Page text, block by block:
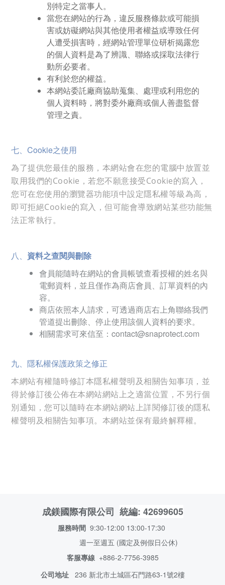
別特定之當事人。
當您在網站的行為，違反服務條款或可能損
害或妨礙網站與其他使用者權益或導致任何
人遭受損害時，經網站管理單位研析揭露您
的個人資料是為了辨識、聯絡或採取法律行
動所必要者。
有利於您的權益。
本網站委託廠商協助蒐集、處理或利用您的
個人資料時，將對委外廠商或個人善盡監督
管理之責。
七、Cookie之使用
為了提供您最佳的服務，本網站會在您的電腦中放置並
取用我們的Cookie，若您不願意接受Cookie的寫入，
您可在您使用的瀏覽器功能項中設定隱私權等級為高，
即可拒絕Cookie的寫入，但可能會導致網站某些功能無
法正常執行。
八、 資料之查閱與刪除
會員能隨時在網站的會員帳號查看授權的姓名與
電郵資料，並且僅作為商店會員、訂單資料的內
容。
商店依照本人請求，可透過商店右上角聯絡我們
管道提出刪除、停止使用該個人資料的要求。
相關需求可來信至：contact@snaprotect.com
九、隱私權保護政策之修正
本網站有權隨時修訂本隱私權聲明及相關告知事項，並
得於修訂後公佈在本網站網站上之適當位置，不另行個
別通知，您可以隨時在本網站網站上詳閱修訂後的隱私
權聲明及相關告知事項。本網站並保有最終解釋權。
成鎂國際有限公司 統編: 42699605
服務時間 9:30-12:00 13:00-17:30
週一至週五 (國定及例假日公休)
客服專線+886-2-7756-3985
公司地址 236 新北市土城區石門路63-1號2樓